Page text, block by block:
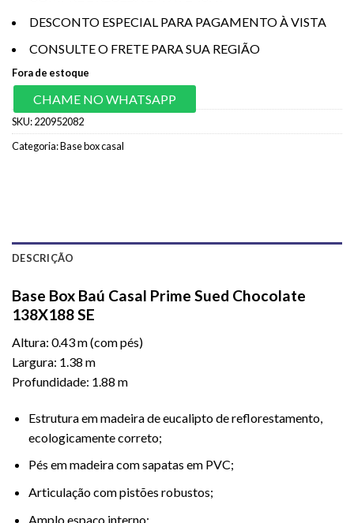
DESCONTO ESPECIAL PARA PAGAMENTO À VISTA
CONSULTE O FRETE PARA SUA REGIÃO
Fora de estoque
CHAME NO WHATSAPP
SKU:220952082
Categoria:Base box casal
DESCRIÇÃO
Base Box Baú Casal Prime Sued Chocolate
138X188 SE
Altura: 0.43 m (com pés)
Largura: 1.38 m
Profundidade: 1.88 m
Estrutura em madeira de eucalipto de reflorestamento,
ecologicamente correto;
Pés em madeira com sapatas em PVC;
Articulação com pistões robustos;
Amplo espaço interno;